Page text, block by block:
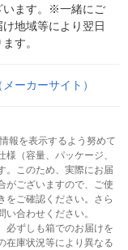
います。※一緒にご
地域等により翌日
す。
ーカーサイト）
報を表示するよう努めて
（容量、パッケージ、
。このため、実際にお届
がございますので、ご使
をご確認ください。さら
合わせください。
必ずしも箱でのお届けを
在庫状況等により異なる